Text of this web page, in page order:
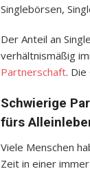
Singlebörsen,
Der Anteil an
verhältnismäßig
Partnerschaft. Die
Schwierige
fürs
Viele Menschen
Zeit in einer